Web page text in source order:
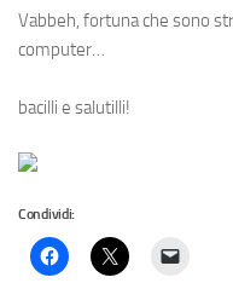
Vabbeh, fortuna che sono
computer…
bacilli e salutilli!
Condividi: